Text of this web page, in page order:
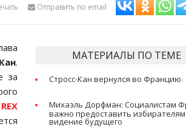
Отправить по email
МАТЕРИАЛЫ ПО ТЕМЕ
Стросс-Кан вернулся во Францию
Михаэль Дорфман: Социалистам
важно предоставить
видение будущего
.
за